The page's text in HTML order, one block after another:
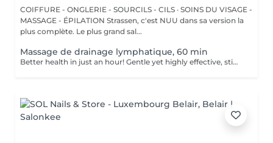
COIFFURE - ONGLERIE - SOURCILS - CILS · SOINS DU VISAGE -
MASSAGE - ÉPILATION Strassen, c'est NUU dans sa version la
plus complète. Le plus grand sal...
Massage de drainage lymphatique, 60 min
Better health in just an hour! Gentle yet highly effective, stimulates the body's lymphatic system to flush out toxins, reduce swelling, and enhance immunity. This technique uses light, rhythmic strokes to encourage natural drainage, making it perfect for reducing bloating, post-surgery care, and improving skin tone. A go-to for detox and wellness. Age restrictions: there are no age restrictions for this procedure. Post procedure recommendations: do not do sport and any sharp movements 2-3 hours after the procedure. Frequency: 1-2 times per week, 10 times in total. Repeat once in 3-6 months.